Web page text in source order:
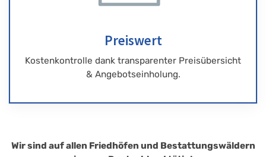
Preiswert
Kostenkontrolle dank transparenter Preisübersicht
& Angebotseinholung.
Wir sind auf allen Friedhöfen und Bestattungswäldern